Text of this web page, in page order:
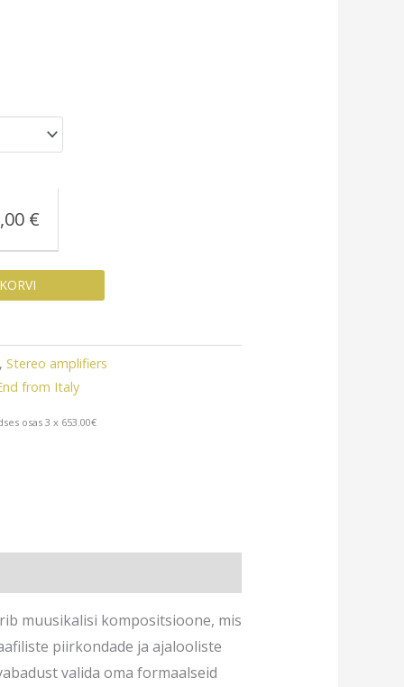
€
,Stereo amplifiers
from Italy
osas 3 x 653.00€
muusikalisi kompositsioone, mis
piirkondade ja ajalooliste
valida oma formaalseid